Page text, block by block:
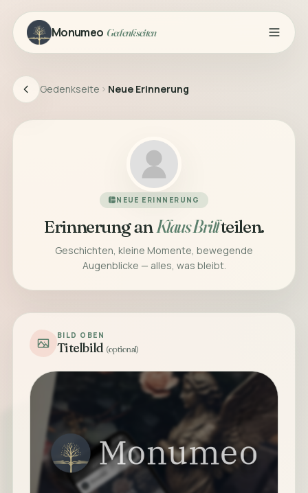
Monumeo Gedenkseiten
Gedenkseite Neue Erinnerung
NEUE ERINNERUNG
Erinnerung anKlaus Brillteilen.
Geschichten, kleine Momente, bewegende
Augenblicke — alles, was bleibt.
BILD OBEN
Titelbild (optional)